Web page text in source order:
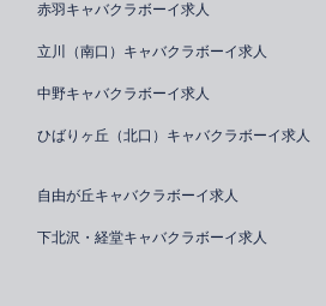
赤羽キャバクラボーイ求人
立川（南口）キャバクラボーイ求人
中野キャバクラボーイ求人
ひばりヶ丘（北口）キャバクラボーイ求人
自由が丘キャバクラボーイ求人
下北沢・経堂キャバクラボーイ求人